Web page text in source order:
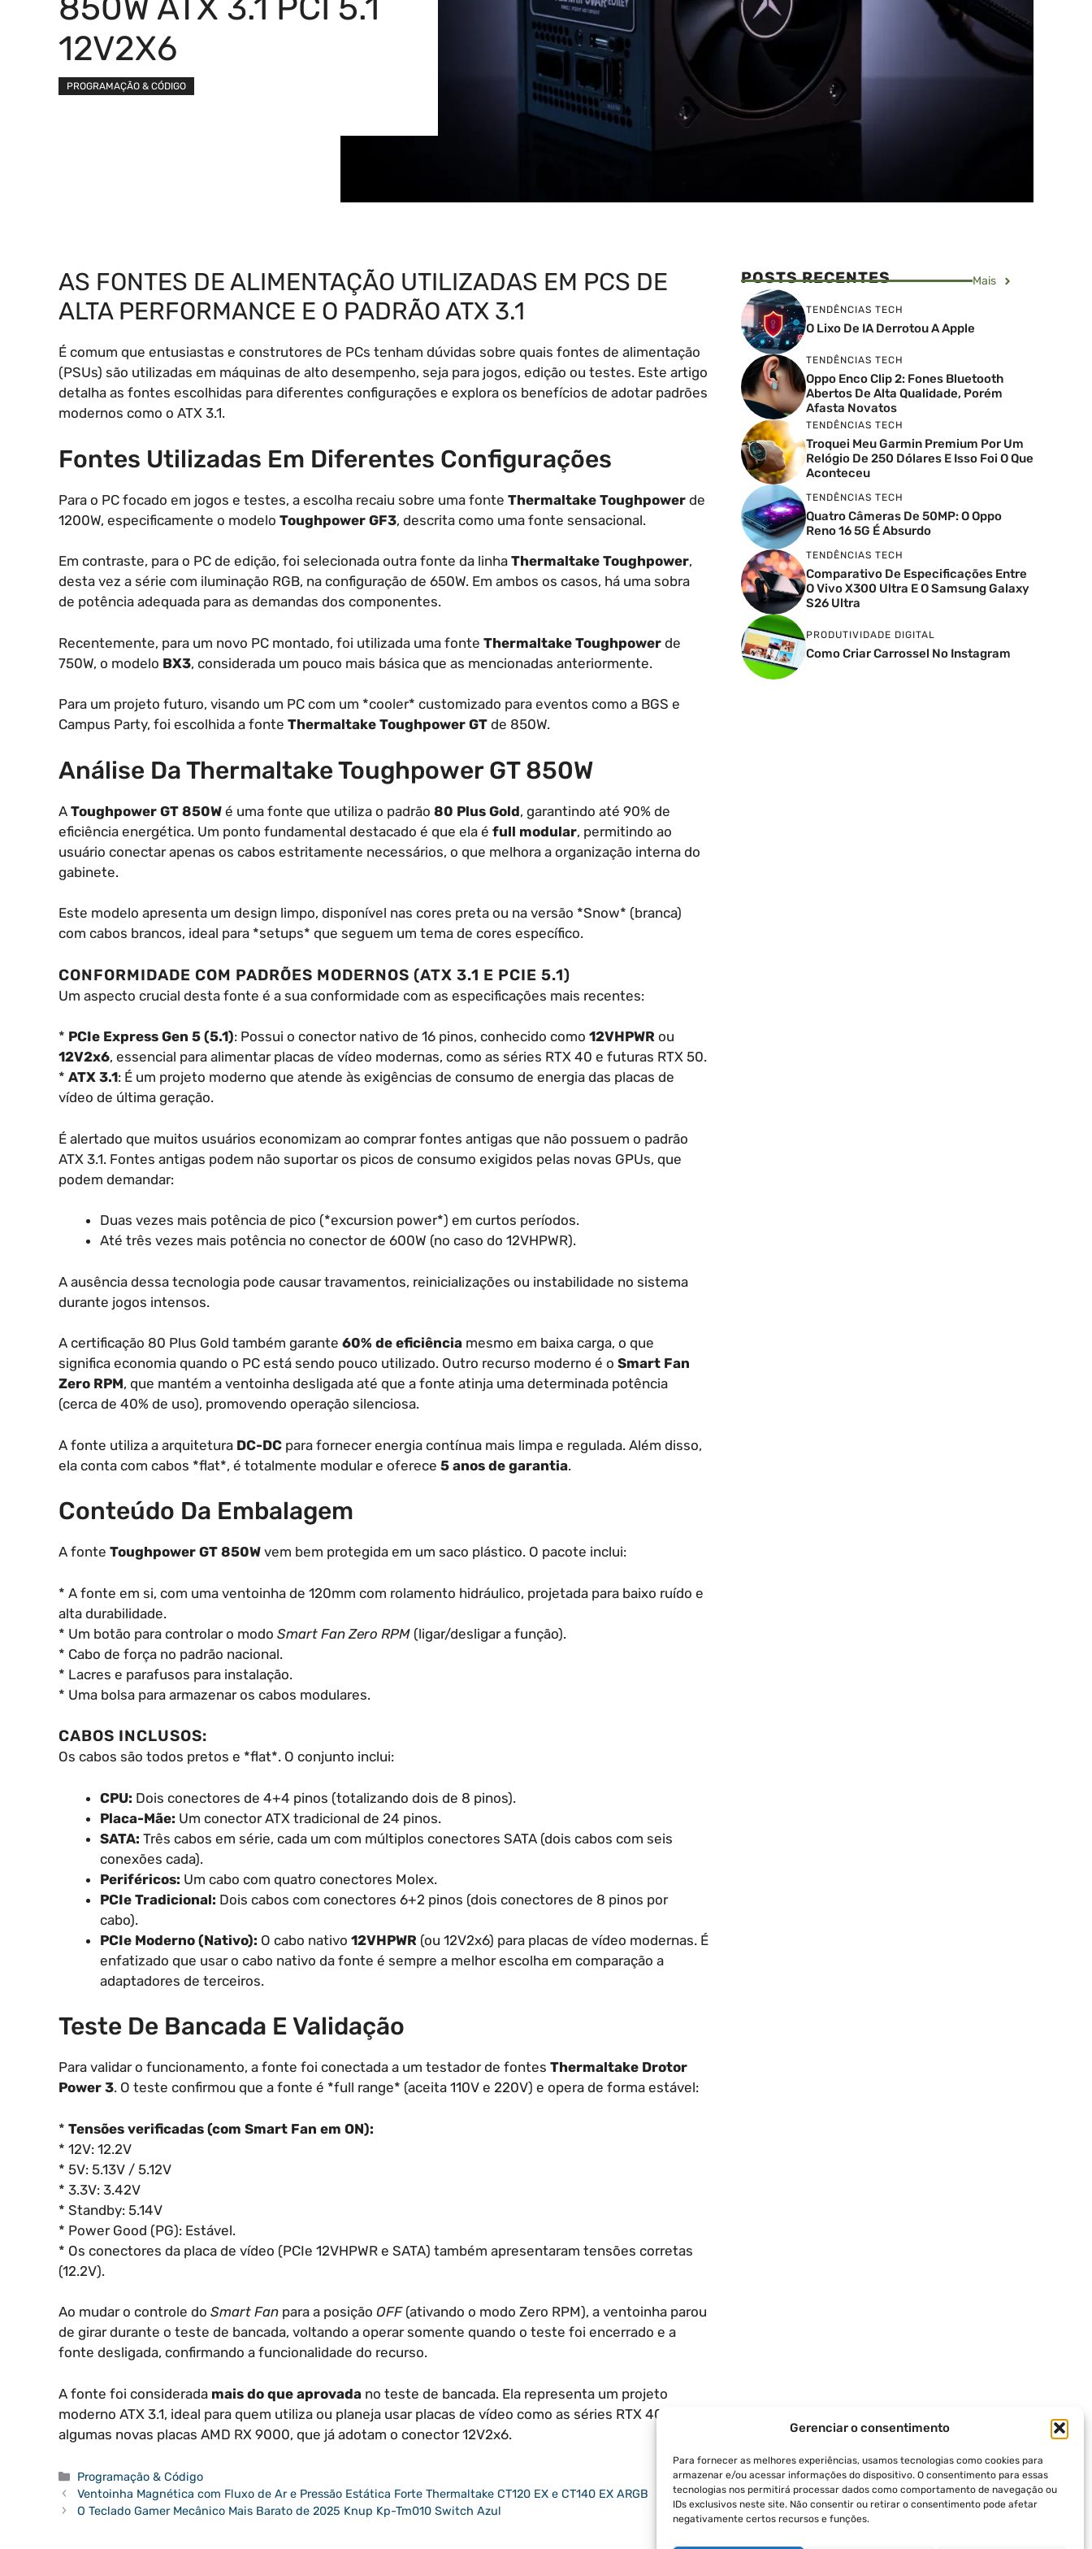
Gerenciar o consentimento
Para fornecer as melhores experiências, usamos tecnologias como cookies para
armazenar e/ou acessar informações do dispositivo. O consentimento para essas
tecnologias nos permitirá processar dados como comportamento de navegação ou
IDs exclusivos neste site. Não consentir ou retirar o consentimento pode afetar
negativamente certos recursos e funções.
12V2X6
PROGRAMAÇÃO & CÓDIGO
AS FONTES DE ALIMENTAÇÃO UTILIZADAS EM PCS DE
ALTA PERFORMANCE E O PADRÃO ATX 3.1
É comum que entusiastas e construtores de PCs tenham dúvidas sobre quais fontes de alimentação
(PSUs) são utilizadas em máquinas de alto desempenho, seja para jogos, edição ou testes. Este artigo
detalha as fontes escolhidas para diferentes configurações e explora os benefícios de adotar padrões
modernos como o ATX 3.1.
Fontes Utilizadas Em Diferentes Configurações
Para o PC focado em jogos e testes, a escolha recaiu sobre uma fonte Thermaltake Toughpower de
1200W, especificamente o modelo Toughpower GF3, descrita como uma fonte sensacional.
Em contraste, para o PC de edição, foi selecionada outra fonte da linha Thermaltake Toughpower,
desta vez a série com iluminação RGB, na configuração de 650W. Em ambos os casos, há uma sobra
de potência adequada para as demandas dos componentes.
Recentemente, para um novo PC montado, foi utilizada uma fonte Thermaltake Toughpower de
750W, o modelo BX3, considerada um pouco mais básica que as mencionadas anteriormente.
Para um projeto futuro, visando um PC com um *cooler* customizado para eventos como a BGS e
Campus Party, foi escolhida a fonte Thermaltake Toughpower GT de 850W.
Análise Da Thermaltake Toughpower GT 850W
A Toughpower GT 850W é uma fonte que utiliza o padrão 80 Plus Gold, garantindo até 90% de
eficiência energética. Um ponto fundamental destacado é que ela é full modular, permitindo ao
usuário conectar apenas os cabos estritamente necessários, o que melhora a organização interna do
gabinete.
Este modelo apresenta um design limpo, disponível nas cores preta ou na versão *Snow* (branca)
com cabos brancos, ideal para *setups* que seguem um tema de cores específico.
CONFORMIDADE COM PADRÕES MODERNOS (ATX 3.1 E PCIE 5.1)
Um aspecto crucial desta fonte é a sua conformidade com as especificações mais recentes:
* PCIe Express Gen 5 (5.1): Possui o conector nativo de 16 pinos, conhecido como 12VHPWR ou
12V2x6, essencial para alimentar placas de vídeo modernas, como as séries RTX 40 e futuras RTX 50.
* ATX 3.1: É um projeto moderno que atende às exigências de consumo de energia das placas de
vídeo de última geração.
É alertado que muitos usuários economizam ao comprar fontes antigas que não possuem o padrão
ATX 3.1. Fontes antigas podem não suportar os picos de consumo exigidos pelas novas GPUs, que
podem demandar:
Duas vezes mais potência de pico (*excursion power*) em curtos períodos.
Até três vezes mais potência no conector de 600W (no caso do 12VHPWR).
A ausência dessa tecnologia pode causar travamentos, reinicializações ou instabilidade no sistema
durante jogos intensos.
A certificação 80 Plus Gold também garante 60% de eficiência mesmo em baixa carga, o que
significa economia quando o PC está sendo pouco utilizado. Outro recurso moderno é o Smart Fan
Zero RPM, que mantém a ventoinha desligada até que a fonte atinja uma determinada potência
(cerca de 40% de uso), promovendo operação silenciosa.
A fonte utiliza a arquitetura DC-DC para fornecer energia contínua mais limpa e regulada. Além disso,
ela conta com cabos *flat*, é totalmente modular e oferece 5 anos de garantia.
Conteúdo Da Embalagem
A fonte Toughpower GT 850W vem bem protegida em um saco plástico. O pacote inclui:
* A fonte em si, com uma ventoinha de 120mm com rolamento hidráulico, projetada para baixo ruído e
alta durabilidade.
* Um botão para controlar o modo Smart Fan Zero RPM (ligar/desligar a função).
* Cabo de força no padrão nacional.
* Lacres e parafusos para instalação.
* Uma bolsa para armazenar os cabos modulares.
CABOS INCLUSOS:
Os cabos são todos pretos e *flat*. O conjunto inclui:
CPU: Dois conectores de 4+4 pinos (totalizando dois de 8 pinos).
Placa-Mãe: Um conector ATX tradicional de 24 pinos.
SATA: Três cabos em série, cada um com múltiplos conectores SATA (dois cabos com seis
conexões cada).
Periféricos: Um cabo com quatro conectores Molex.
PCIe Tradicional: Dois cabos com conectores 6+2 pinos (dois conectores de 8 pinos por
cabo).
PCIe Moderno (Nativo): O cabo nativo 12VHPWR (ou 12V2x6) para placas de vídeo modernas. É
enfatizado que usar o cabo nativo da fonte é sempre a melhor escolha em comparação a
adaptadores de terceiros.
Teste De Bancada E Validação
Para validar o funcionamento, a fonte foi conectada a um testador de fontes Thermaltake Drotor
Power 3. O teste confirmou que a fonte é *full range* (aceita 110V e 220V) e opera de forma estável:
* Tensões verificadas (com Smart Fan em ON):
* 12V: 12.2V
* 5V: 5.13V / 5.12V
* 3.3V: 3.42V
* Standby: 5.14V
* Power Good (PG): Estável.
* Os conectores da placa de vídeo (PCIe 12VHPWR e SATA) também apresentaram tensões corretas
(12.2V).
Ao mudar o controle do Smart Fan para a posição OFF(ativando o modo Zero RPM), a ventoinha parou
de girar durante o teste de bancada, voltando a operar somente quando o teste foi encerrado e a
fonte desligada, confirmando a funcionalidade do recurso.
A fonte foi considerada mais do que aprovada no teste de bancada. Ela representa um projeto
moderno ATX 3.1, ideal para quem utiliza ou planeja usar placas de vídeo como as séries RTX 40/50 e
algumas novas placas AMD RX 9000, que já adotam o conector 12V2x6.
Categorias
Programação & Código
Ventoinha Magnética com Fluxo de Ar e Pressão Estática Forte Thermaltake CT120 EX e CT140 EX ARGB
O Teclado Gamer Mecânico Mais Barato de 2025 Knup Kp-Tm010 Switch Azul
POSTS RECENTES Mais
TENDÊNCIAS TECH
O Lixo De IA Derrotou A Apple
TENDÊNCIAS TECH
Oppo Enco Clip 2: Fones Bluetooth
Abertos De Alta Qualidade, Porém
Afasta Novatos
TENDÊNCIAS TECH
Troquei Meu Garmin Premium Por Um
Relógio De 250 Dólares E Isso Foi O Que
Aconteceu
TENDÊNCIAS TECH
Quatro Câmeras De 50MP: O Oppo
Reno 16 5G É Absurdo
TENDÊNCIAS TECH
Comparativo De Especificações Entre
O Vivo X300 Ultra E O Samsung Galaxy
S26 Ultra
PRODUTIVIDADE DIGITAL
Como Criar Carrossel No Instagram